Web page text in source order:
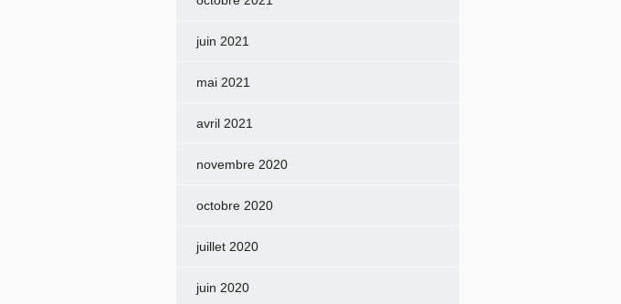
juin 2021
mai 2021
avril 2021
novembre 2020
octobre 2020
juillet 2020
juin 2020